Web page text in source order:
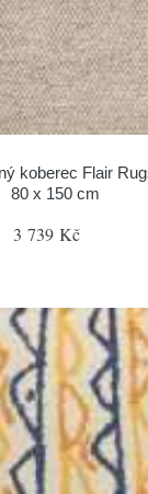
koberec Flair
80 x 150 cm
3 739 Kč